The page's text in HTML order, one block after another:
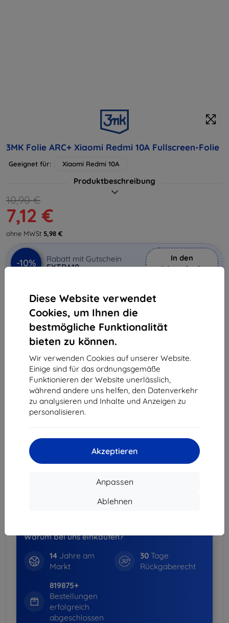
Diese Website verwendet
Cookies, um Ihnen die
bestmögliche Funktionalität
bieten zu können.
Wir verwenden Cookies auf unserer Website.
Einige sind für das ordnungsgemäße
Funktionieren der Website unerlässlich,
während andere uns helfen, den Datenverkehr
zu analysieren und Inhalte und Anzeigen zu
personalisieren.
Akzeptieren
Anpassen
Ablehnen
3MK Folie ARC+ Xiaomi Redmi 10A Fullscreen-Folie
Geeignet für: Xiaomi Redmi 10A
Produktbeschreibung
10,90 €
7,12 €
ohne MWSt 5,98 €
-10%
Rabatt mit Gutschein
EXTRA10
In den
Warenkorb
Letztes Stück auf Lager
In den Warenkorb
Massenrabatt
2Stck.
10%
7,12 €/Stck.
3Stck.+
15%
3,90 € (Frei von 80,00 €)
Warum bei uns einkaufen?
14Jahre am
Markt
30 Tage
Rückgaberecht
819875+
Bestellungen
erfolgreich
abgeschlossen